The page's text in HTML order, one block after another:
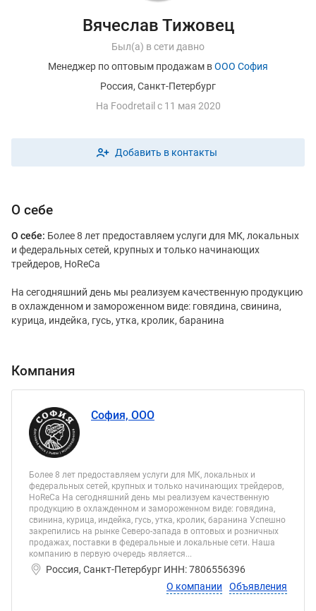
Вячеслав Тижовец
Был(а) в сети давно
Менеджер по оптовым продажам вООО София
Россия, Санкт-Петербург
На Foodretail с 11 мая 2020
Добавить в контакты
О себе
О себе: Более 8 лет предоставляем услуги для МК, локальных
и федеральных сетей, крупных и только начинающих
трейдеров, HoReCa
На сегодняшний день мы реализуем качественную продукцию
в охлажденном и замороженном виде: говядина, свинина,
курица, индейка, гусь, утка, кролик, баранина
Компания
София, ООО
Более 8 лет предоставляем услуги для МК, локальных и
федеральных сетей, крупных и только начинающих трейдеров,
HoReCa На сегодняшний день мы реализуем качественную
продукцию в охлажденном и замороженном виде: говядина,
свинина, курица, индейка, гусь, утка, кролик, баранина Успешно
закрепились на рынке Северо-запада в оптовых и розничных
продажах, поставки в федеральные и локальные сети. Наша
компанию в первую очередь является...
Россия, Санкт-Петербург ИНН: 7806556396
О компании
Объявления